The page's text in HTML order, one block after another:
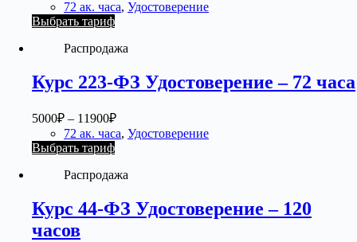
72 ак. часа, Удостоверение
Выбрать тариф
Распродажа
Курс 223-ФЗ Удостоверение – 72 часа
5000₽ – 11900₽
72 ак. часа, Удостоверение
Выбрать тариф
Распродажа
Курс 44-ФЗ Удостоверение – 120
часов